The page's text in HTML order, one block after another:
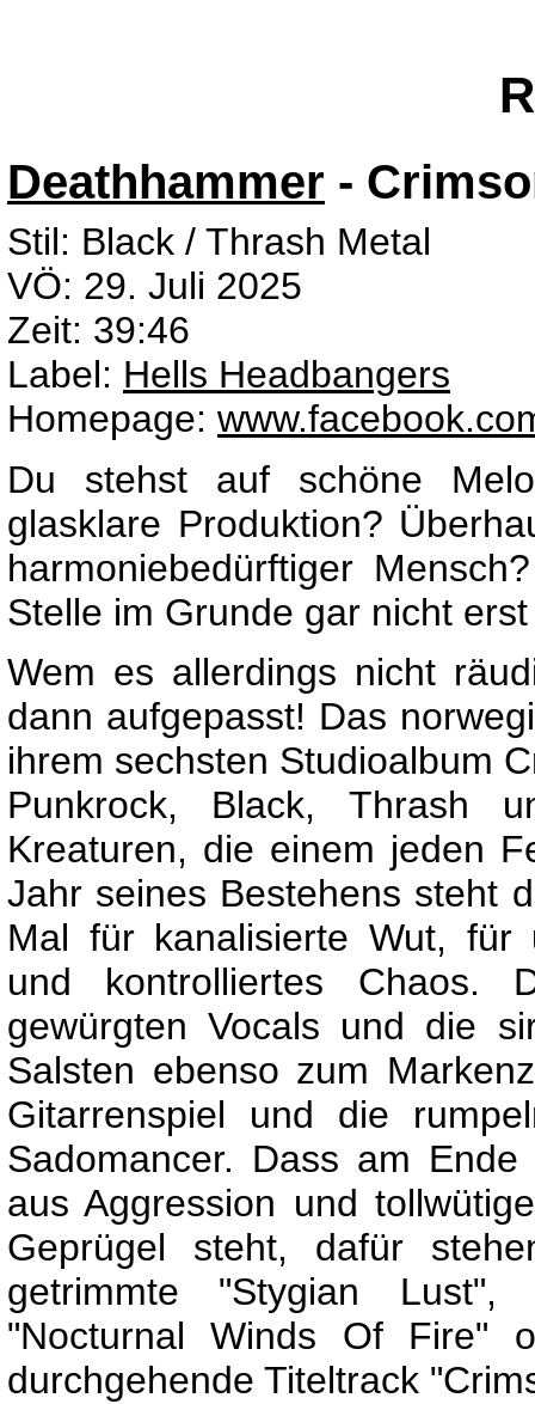
Deathhammer -
Stil: Black / Thrash Metal
VÖ: 29. Juli 2025
Zeit: 39:46
Label: Hells Headbangers
Homepage:
Du stehst auf schöne
glasklare Produktion?
harmoniebedürftiger
Stelle im Grunde gar nicht
Wem es allerdings nicht
dann aufgepasst! Das
ihrem sechsten Studioalbum
Punkrock, Black, Thrash
Kreaturen, die einem jeden
Jahr seines Bestehens steht
Mal für kanalisierte Wut, für
und kontrolliertes Chaos.
gewürgten Vocals und die
Salsten ebenso zum
Gitarrenspiel und die
Sadomancer. Dass am
aus Aggression und
Geprügel steht, dafür
getrimmte "Stygian Lust",
"Nocturnal Winds Of Fire"
durchgehende Titeltrack